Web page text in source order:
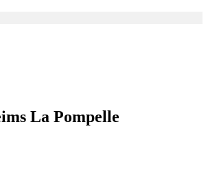
La Pompelle